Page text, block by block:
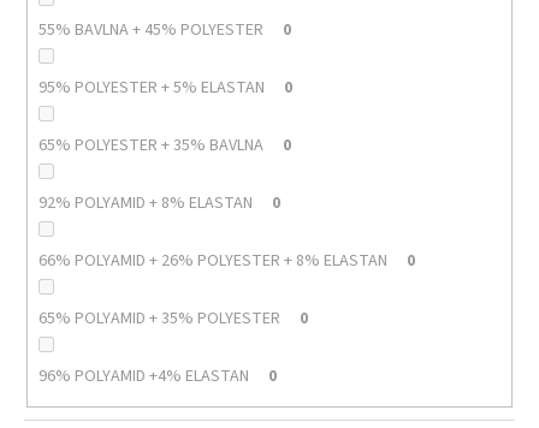
55% BAVLNA + 45% POLYESTER 0
95% POLYESTER + 5% ELASTAN 0
65% POLYESTER + 35% BAVLNA 0
92% POLYAMID + 8% ELASTAN 0
66% POLYAMID + 26% POLYESTER + 8% ELASTAN 0
65% POLYAMID + 35% POLYESTER 0
96% POLYAMID +4% ELASTAN 0